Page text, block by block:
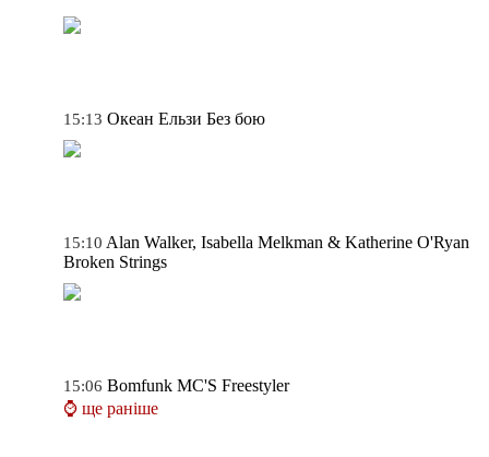
15:13 Океан Ельзи Без бою
15:10 Alan Walker, Isabella Melkman & Katherine O'Ryan
Broken Strings
15:06 Bomfunk MC'S Freestyler
⌚ ще раніше